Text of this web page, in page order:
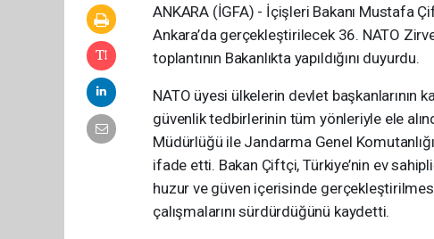
ANKARA (İGFA) - İçişleri Bakanı Mustafa
Ankara’da gerçekleştirilecek 36. NATO
toplantının Bakanlıkta yapıldığını duyurdu.
NATO üyesi ülkelerin devlet başkanlarının
güvenlik tedbirlerinin tüm yönleriyle ele
Müdürlüğü ile Jandarma Genel
ifade etti. Bakan Çiftçi, Türkiye’nin ev
huzur ve güven içerisinde
çalışmalarını sürdürdüğünü kaydetti.